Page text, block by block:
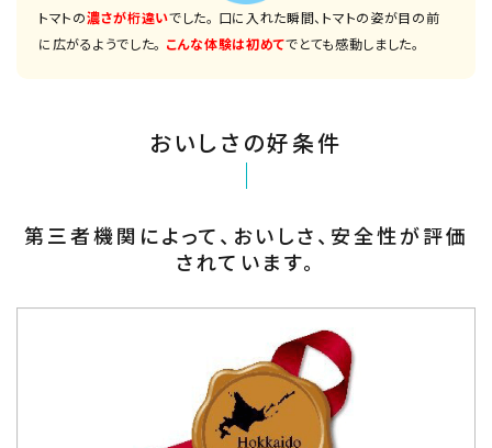
トマトの濃さが桁違いでした。 口に入れた瞬間、トマトの姿が目の前
に広がるようでした。 こんな体験は初めてでとても感動しました。
おいしさの好条件
第三者機関によって、おいしさ、安全性が評価
されています。